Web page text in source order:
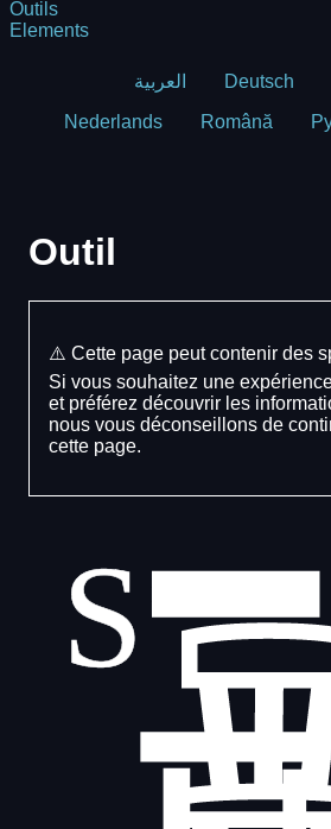
Outils
Elements
العربية Deutsch
Nederlands
Română
Outil
⚠️ Cette page peut contenir des
Si vous souhaitez une
et préférez découvrir les
nous vous déconseillons de
cette page.